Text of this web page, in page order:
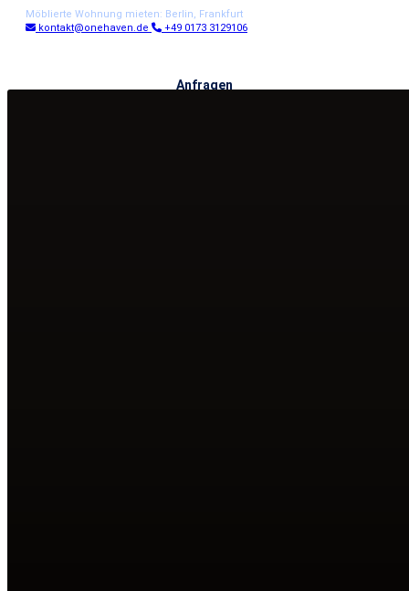
Möblierte Wohnung mieten: Berlin, Frankfurt
kontakt@onehaven.de
+49 0173 3129106
Anfragen